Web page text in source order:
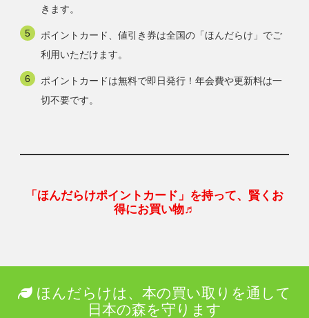
きます。
ポイントカード、値引き券は全国の「ほんだらけ」でご
利用いただけます。
ポイントカードは無料で即日発行！年会費や更新料は一
切不要です。
「ほんだらけポイントカード」を持って、賢くお
得にお買い物♬
ほんだらけは、本の買い取りを通して
日本の森を守ります